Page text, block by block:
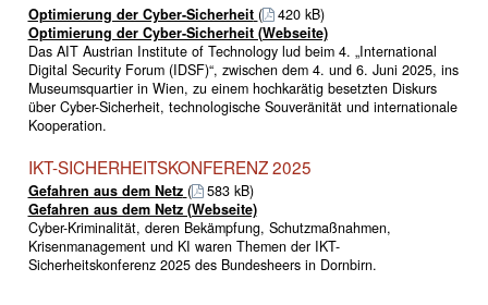
Optimierung der Cyber-Sicherheit (
420 kB)
Optimierung der Cyber-Sicherheit (Webseite)
Das AIT Austrian Institute of Technology lud beim 4. „International
Digital Security Forum (IDSF)“, zwischen dem 4. und 6. Juni 2025, ins
Museumsquartier in Wien, zu einem hochkarätig besetzten Diskurs
über Cyber-Sicherheit, technologische Souveränität und internationale
Kooperation.
IKT-SICHERHEITSKONFERENZ 2025
Gefahren aus dem Netz (
583 kB)
Gefahren aus dem Netz (Webseite)
Cyber-Kriminalität, deren Bekämpfung, Schutzmaßnahmen,
Krisenmanagement und KI waren Themen der IKT-
Sicherheitskonferenz 2025 des Bundesheers in Dornbirn.